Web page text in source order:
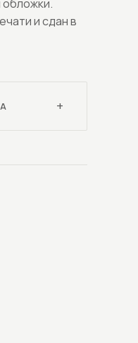
обложки.
и сдан в